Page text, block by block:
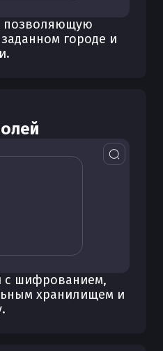
позволяющую
городе и
с шифрованием,
хранилищем и